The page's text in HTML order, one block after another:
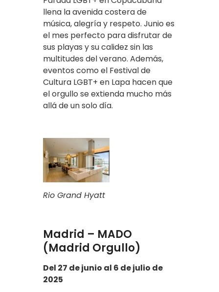
llena la avenida costera de
música, alegría y respeto. Junio es
el mes perfecto para disfrutar de
sus playas y su calidez sin las
multitudes del verano. Además,
eventos como el Festival de
Cultura LGBT+ en Lapa hacen que
el orgullo se extienda mucho más
allá de un solo día.
Rio Grand Hyatt
Madrid – MADO
(Madrid Orgullo)
Del 27 de junio al 6 de julio de
2025